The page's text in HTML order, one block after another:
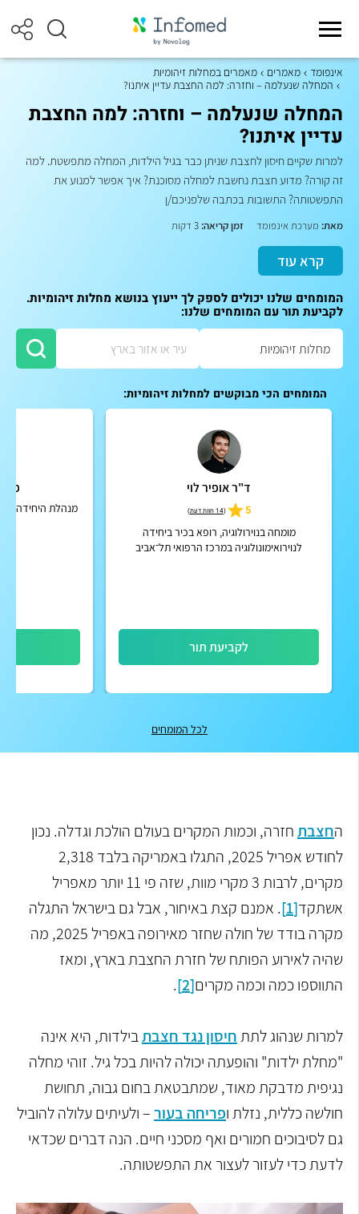
אינפומד מאמרים
מאמרים במחלות זיהומיות
המחלה שנעלמה – וחזרה: למה החצבת עדיין איתנו?
המחלה שנעלמה – וחזרה: למה החצבת
עדיין איתנו?
למרות שקיים חיסון לחצבת שניתן כבר בגיל הילדות, המחלה מתפשטת. למה
זה קורה? מדוע חצבת נחשבת למחלה מסוכנת? איך אפשר למנוע את
התפשטותה? התשובות בכתבה שלפניכם/ן
מאת: מערכת אינפומד זמן קריאה:
קרא עוד
המומחים שלנו יכולים לספק לך ייעוץ בנושא מחלות זיהומיות.
לקביעת תור עם המומחים שלנו:
המומחים הכי מבוקשים למחלות זיהומיות:
ד"ר אופיר לוי
5
(14 חוות דעת )
מומחה בנוירולוגיה, רופא בכיר ביחידה
לנוירואימונולוגיה במרכז הרפואי תל־אביב
לקביעת תור
מנהלת היחידה
לכל המומחים
החצבתחזרה, וכמות המקרים בעולם הולכת וגדלה. נכון
לחודש אפריל 2025, התגלו באמריקה בלבד 2,318
מקרים, לרבות 3 מקרי מוות, שזה פי 11 יותר מאפריל
אשתקד[1]
. אמנם קצת באיחור, אבל גם בישראל התגלה
מקרה בודד של חולה שחזר מאירופה באפריל 2025, מה
שהיה לאירוע הפותח של חזרת החצבת בארץ, ומאז
התווספו כמה וכמה מקרים[2]
.
למרות שנהוג לתתחיסון נגד חצבתבילדות, היא אינה
"מחלת ילדות" והופעתה יכולה להיות בכל גיל. זוהי מחלה
נגיפית מדבקת מאוד, שמתבטאת בחום גבוה, תחושת
חולשה כללית, נזלת ופריחה בעור– ולעיתים עלולה להוביל
גם לסיבוכים חמורים ואף מסכני חיים. הנה דברים שכדאי
לדעת כדי לעזור לעצור את התפשטותה.